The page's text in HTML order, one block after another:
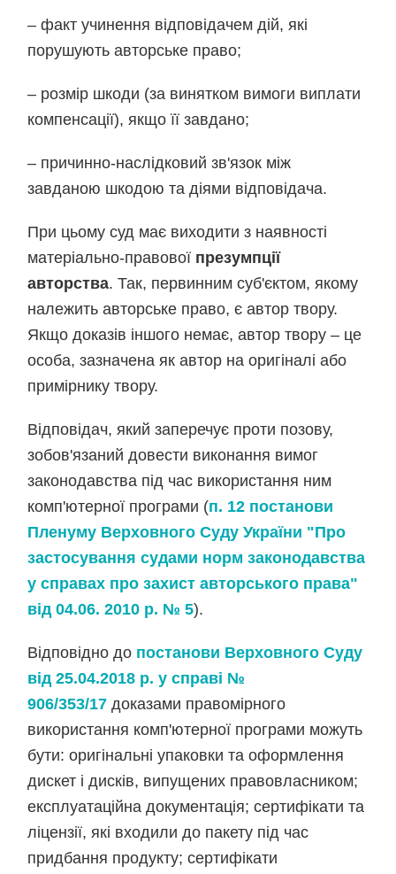
– факт учинення відповідачем дій, які
порушують авторське право;
– розмір шкоди (за винятком вимоги виплати
компенсації), якщо її завдано;
– причинно-наслідковий зв'язок між
завданою шкодою та діями відповідача.
При цьому суд має виходити з наявності
матеріально-правової презумпції
авторства. Так, первинним суб'єктом, якому
належить авторське право, є автор твору.
Якщо доказів іншого немає, автор твору – це
особа, зазначена як автор на оригіналі або
примірнику твору.
Відповідач, який заперечує проти позову,
зобов'язаний довести виконання вимог
законодавства під час використання ним
комп'ютерної програми (п. 12 постанови
Пленуму Верховного Суду України "Про
застосування судами норм законодавства
у справах про захист авторського права"
від 04.06. 2010 р. № 5).
Відповідно до постанови Верховного Суду
від 25.04.2018 р. у справі №
906/353/17 доказами правомірного
використання комп'ютерної програми можуть
бути: оригінальні упаковки та оформлення
дискет і дисків, випущених правовласником;
експлуатаційна документація; сертифікати та
ліцензії, які входили до пакету під час
придбання продукту; сертифікати